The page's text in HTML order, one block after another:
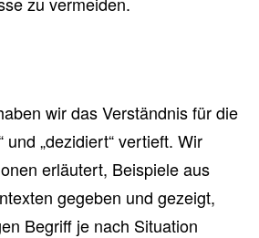
wir das Verständnis für die
und „dezidiert“ vertieft. Wir
erläutert, Beispiele aus
gegeben und gezeigt,
Begriff je nach Situation